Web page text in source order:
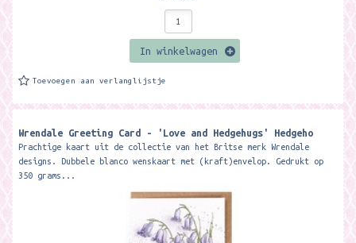
In winkelwagen
Toevoegen aan verlanglijstje
Wrendale Greeting Card - 'Love and Hedgehugs' Hedgeho
Prachtige kaart uit de collectie van het Britse merk Wrendale
designs. Dubbele blanco wenskaart met (kraft)envelop. Gedrukt op
350 grams...